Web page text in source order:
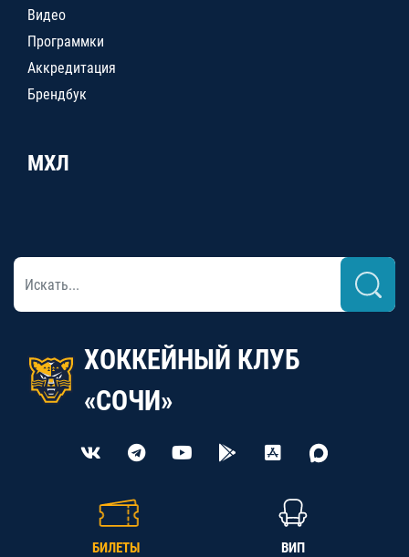
Видео
Программки
Аккредитация
Брендбук
МХЛ
ХОККЕЙНЫЙ КЛУБ
«СОЧИ»
БИЛЕТЫ ВИП